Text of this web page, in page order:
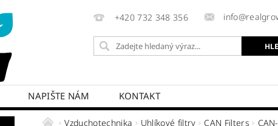
+420 732 348 356
NAPIŠTE NÁM KONTAKT
Vzduchotechnika Uhlíkové filtry CAN Filters